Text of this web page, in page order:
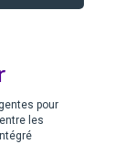
pour
les